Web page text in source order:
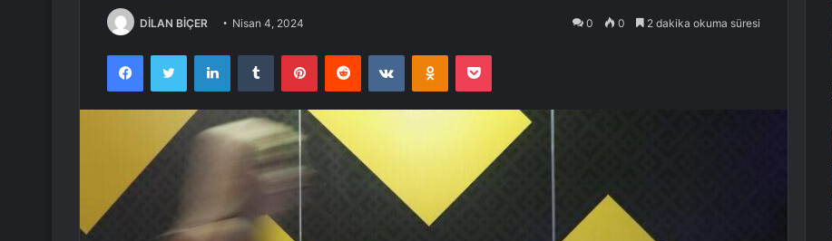
DİLAN BİÇER Nisan 4, 2024 0 0 2 dakika okuma süresi
FacebookTwitter LinkedInTumblr PinterestReddit VKontakteOdnoklassniki
Pocket